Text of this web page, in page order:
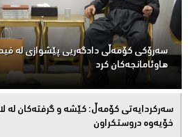
سەرۆكی كۆمەڵى دادگەریی پێشوازی لە
هاوئامانجەكان کرد
سەركردایەتی كۆمەڵ: كێشە و گرفتەكان لە
خۆیەوە دروستكراون